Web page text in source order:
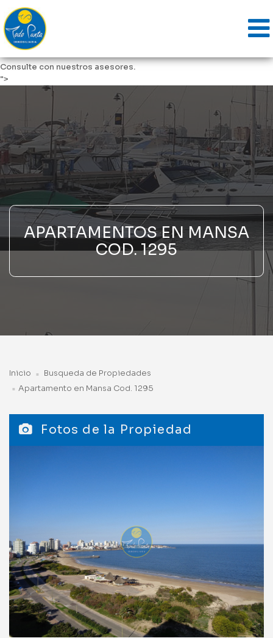
Unidad de 3 Dormitorios 2 Baños 1 Suites
Cocina : Cocina, Living Comedor
Superficie : 127 m2
Apartamento en Mansa - Punta del Este
Consulte con nuestros asesores.
">
APARTAMENTOS EN MANSA
COD. 1295
Inicio
Busqueda de Propiedades
Apartamento en Mansa Cod. 1295
Fotos de la Propiedad